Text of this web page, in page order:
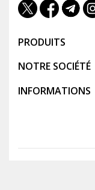
PRODUITS
NOTRE SOCIÉTÉ
INFORMATIONS